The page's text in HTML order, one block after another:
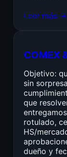
Leer más →
COMEX
Objetivo:
sin
que
rotulado,
HS/
dueño y